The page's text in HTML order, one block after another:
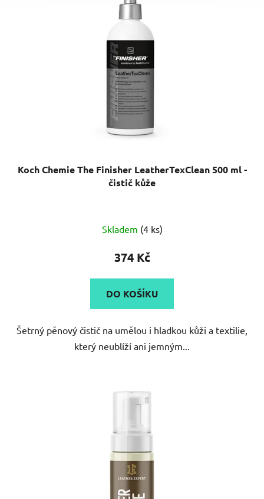
Koch Chemie The Finisher LeatherTexClean 500 ml -
čistič kůže
Skladem (4 ks)
374 Kč
DO KOŠÍKU
Šetrný pěnový čistič na umělou i hladkou kůži a textilie,
který neublíží ani jemným...